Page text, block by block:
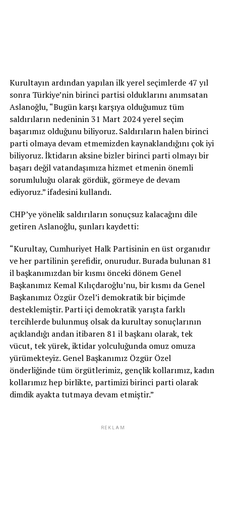
Kurultayın ardından yapılan ilk yerel seçimlerde 47 yıl
sonra Türkiye’nin birinci partisi olduklarını anımsatan
Aslanoğlu, “Bugün karşı karşıya olduğumuz tüm
saldırıların nedeninin 31 Mart 2024 yerel seçim
başarımız olduğunu biliyoruz. Saldırıların halen birinci
parti olmaya devam etmemizden kaynaklandığını çok iyi
biliyoruz. İktidarın aksine bizler birinci parti olmayı bir
başarı değil vatandaşımıza hizmet etmenin önemli
sorumluluğu olarak gördük, görmeye de devam
ediyoruz.” ifadesini kullandı.
CHP’ye yönelik saldırıların sonuçsuz kalacağını dile
getiren Aslanoğlu, şunları kaydetti:
“Kurultay, Cumhuriyet Halk Partisinin en üst organıdır
ve her partilinin şerefidir, onurudur. Burada bulunan 81
il başkanımızdan bir kısmı önceki dönem Genel
Başkanımız Kemal Kılıçdaroğlu’nu, bir kısmı da Genel
Başkanımız Özgür Özel’i demokratik bir biçimde
desteklemiştir. Parti içi demokratik yarışta farklı
tercihlerde bulunmuş olsak da kurultay sonuçlarının
açıklandığı andan itibaren 81 il başkanı olarak, tek
vücut, tek yürek, iktidar yolculuğunda omuz omuza
yürümekteyiz. Genel Başkanımız Özgür Özel
önderliğinde tüm örgütlerimiz, gençlik kollarımız, kadın
kollarımız hep birlikte, partimizi birinci parti olarak
dimdik ayakta tutmaya devam etmiştir.”
REKLAM